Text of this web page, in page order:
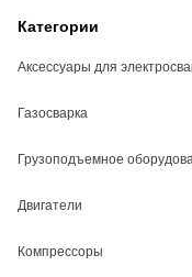
Категории
Аксессуары для
Газосварка
Грузоподъемное
Двигатели
Компрессоры